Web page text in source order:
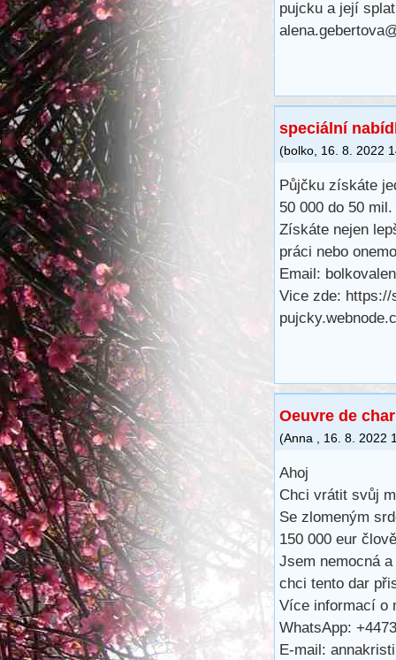
pujcku a její
speciální
(bolko, 16. 8. 2022
Půjčku získáte
50 000 do 50
Získáte nejen
práci nebo
Email:
Vice zde: https://
Oeuvre de
(Anna , 16. 8. 2022
Ahoj
Chci vrátit svůj
Se zlomeným
150 000 eur
Jsem nemocná
chci tento dar
Více informací o
WhatsApp:
E-mail: